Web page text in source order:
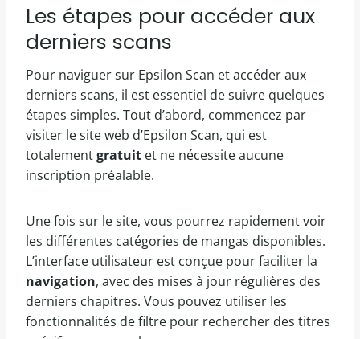
Les étapes pour accéder aux
derniers scans
Pour naviguer sur Epsilon Scan et accéder aux
derniers scans, il est essentiel de suivre quelques
étapes simples. Tout d’abord, commencez par
visiter le site web d’Epsilon Scan, qui est
totalementgratuit et ne nécessite aucune
inscription préalable.
Une fois sur le site, vous pourrez rapidement voir
les différentes catégories de mangas disponibles.
L’interface utilisateur est conçue pour faciliter la
navigation, avec des mises à jour régulières des
derniers chapitres. Vous pouvez utiliser les
fonctionnalités de filtre pour rechercher des titres